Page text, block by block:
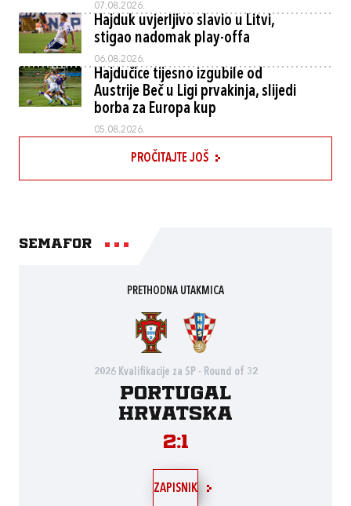
07.08.2026.
Hajduk uvjerljivo slavio u Litvi,
stigao nadomak play-offa
06.08.2026.
Hajdučice tijesno izgubile od
Austrije Beč u Ligi prvakinja, slijedi
borba za Europa kup
05.08.2026.
PROČITAJTE JOŠ
Semafor
PRETHODNA UTAKMICA
2026 Kvalifikacije za SP - Round of 32
Portugal
Hrvatska
2:1
ZAPISNIK